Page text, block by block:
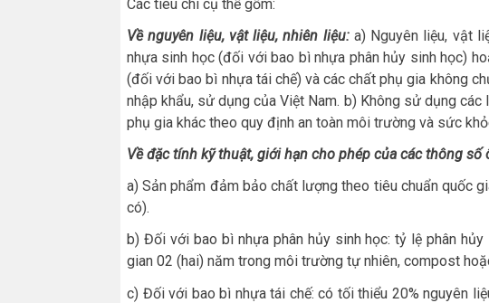
Các tiêu chí cụ thể gồm:
Về nguyên liệu, vật liệu, nhiên liệu: a) Nguyên liệu, vật
nhựa sinh học (đối với bao bì nhựa phân hủy sinh học)
(đối với bao bì nhựa tái chế) và các chất phụ gia không
nhập khẩu, sử dụng của Việt Nam. b) Không sử dụng
phụ gia khác theo quy định an toàn môi trường và sức
Về đặc tính kỹ thuật, giới hạn cho phép của các thông
a) Sản phẩm đảm bảo chất lượng theo tiêu chuẩn quốc
có).
b) Đối với bao bì nhựa phân hủy sinh học: tỷ lệ phân
gian 02 (hai) năm trong môi trường tự nhiên, compost
c) Đối với bao bì nhựa tái chế: có tối thiểu 20% nguyên